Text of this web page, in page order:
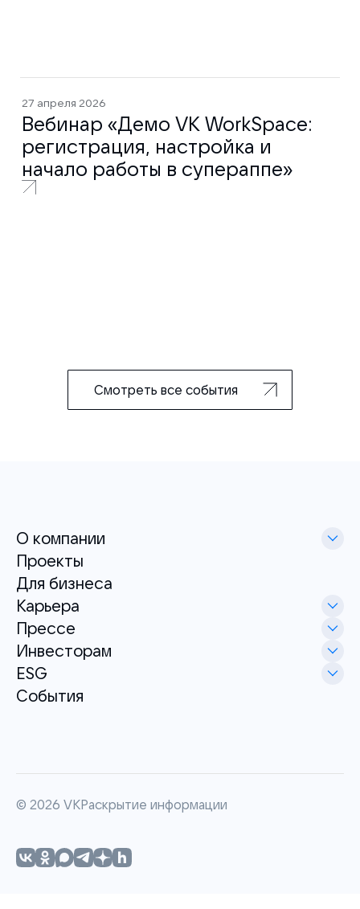
27 апреля 2026
Вебинар «Демо VK WorkSpace:
регистрация, настройка и
начало работы в супераппе»
Смотреть все события
О компании
Проекты
Для бизнеса
Карьера
Прессе
Инвесторам
ESG
События
© 2026 VKРаскрытие информации